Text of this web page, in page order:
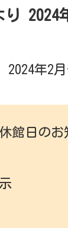
2024
年2
館日のお